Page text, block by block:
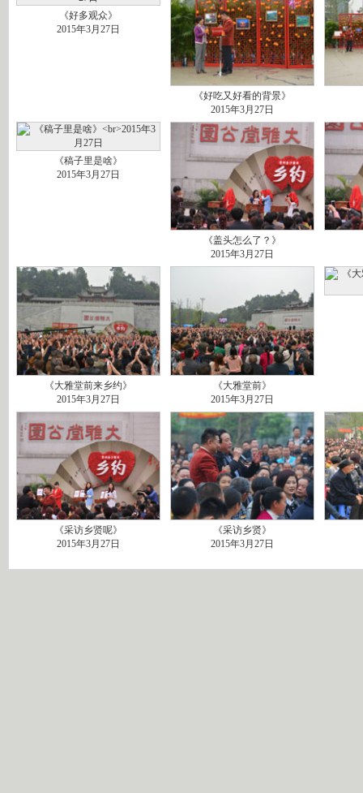
《好多观众》
2015年3月27日
《好吃又好看的背景》
2015年3月27日
《稿子里是啥》
2015年3月27日
《盖头怎么了？》
2015年3月27日
《大雅堂前来乡约》
2015年3月27日
《大雅堂前》
2015年3月27日
《采访乡贤呢》
2015年3月27日
《采访乡贤》
2015年3月27日